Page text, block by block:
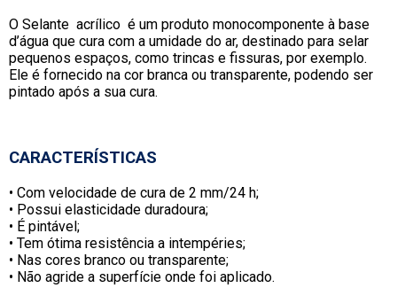
O Selante acrílico é um produto monocomponente à base
d’água que cura com a umidade do ar, destinado para selar
pequenos espaços, como trincas e fissuras, por exemplo.
Ele é fornecido na cor branca ou transparente, podendo ser
pintado após a sua cura.
CARACTERÍSTICAS
• Com velocidade de cura de 2 mm/24 h;
• Possui elasticidade duradoura;
• É pintável;
• Tem ótima resistência a intempéries;
• Nas cores branco ou transparente;
• Não agride a superfície onde foi aplicado.